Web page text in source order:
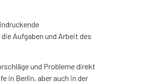
Aufgaben und Arbeit des
und Probleme direkt
in Berlin, aber auch in der